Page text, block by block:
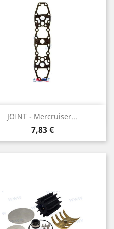
JOINT - Mercruiser...
Prix
7,83 €
Aperçu rapide